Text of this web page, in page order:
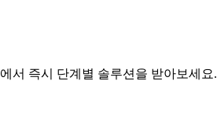
서 즉시 단계별 솔루션을 받아보세요.